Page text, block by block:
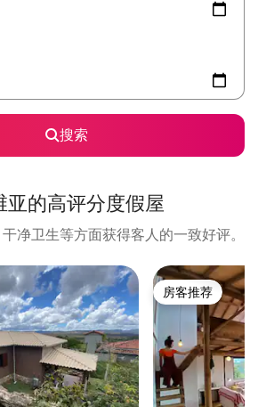
搜索
亚的高评分度假屋
净卫生等方面获得客人的一致好评。
房客推荐
房客推荐